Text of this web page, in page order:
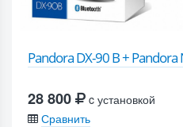
Pandora DX-90 B + Pandora
28 800
c установкой
Сравнить